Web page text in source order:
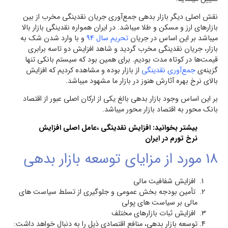
نقش اصلی دیگر بازار بدهی جمع‌آوری جریان نقدینگی مخرب از بین
بازارهای ارز و مسکن و طلا میباشد. در ایران همواره نقدینگی بازار بالا
میباشد بر این اساس در جریان تحریم سال 94
و با وارد شدن شک به
بازار، جریان نقدینگی مخرب گردید و شاهد افزایش دو تاسه برابری
قیمت‌ها در کوتاه مدت بودیم. برای همین بود که سیستم بانکی تنها
گزینه‌یجمع‌آوری نقدینگی از بازار بوده و مشاهده کردیم که افزایش
بالای نرخ بهره آثارش هنوز در بازار ما مشهود میباشد.
بر این اساس وجود بازار بدهی بالغ یکی از ارکان اصلی عبور از اقتصاد
بانک محور به اقتصاد بازار محور میباشد.
بیشتر بخوانید: افزایش نقدینگی ،عامل اصلی افزایش
نرخ تورم در ایران
18 مورد از مزایای توسعه بازار بدهی
افزایش شفافیت مالی
تأمین بودجه بخش عمومی و جلوگیری از تسلط سیاست های
مالی بر سیاست های پولی
افزایش ثبات بازارهای مختلف
توسعه بازار بدهی، منافع اقتصادی ذیل را به دنبال خواهد داشت: